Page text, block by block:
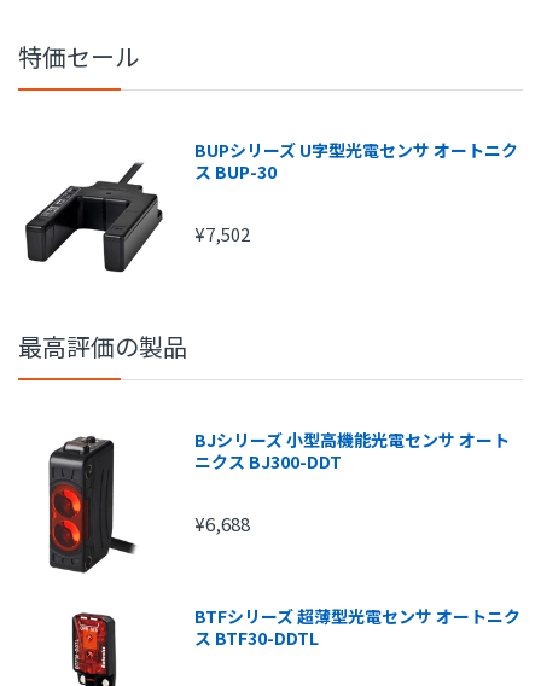
注文金額
1円～
20,000円～
25,000円～
525円
特価セール
BUPシリーズ U字型光電センサ オートニク
ス BUP-30
¥7,502
最高評価の製品
BJシリーズ 小型高機能光電センサ オート
ニクス BJ300-DDT
¥6,688
BTFシリーズ 超薄型光電センサ オートニク
ス BTF30-DDTL